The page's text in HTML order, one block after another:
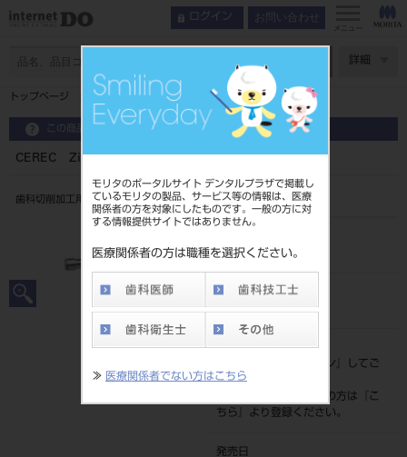
モリタのポータルサイト デンタルプラザで掲載し
ているモリタの製品、サービス等の情報は、医療
関係者の方を対象にしたものです。一般の方に対
する情報提供サイトではありません。
医療関係者の方は職種を選択ください。
≫ 医療関係者でない方はこちら
ログイン お問い合わせ
メニュー
詳細
トップページ CEREC Zirconia＋ mono A3.5 （3入）
この商品に関するお問い合わせ
CEREC Zirconia＋ mono A3.5 （3入）
歯科切削加工用セラミックス
206440504A3.5
JAN/EANコード
標準価格
ログイン
』してご
覧ください。
ネット会員登録がまだの方は『
こ
ちら
』より登録ください。
発売日